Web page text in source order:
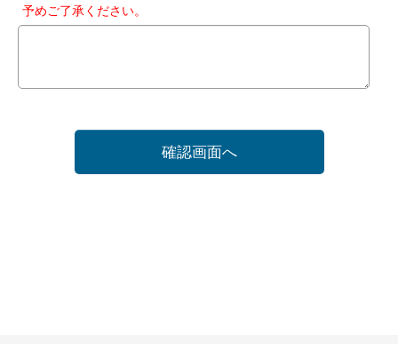
予めご了承ください。
確認画面へ